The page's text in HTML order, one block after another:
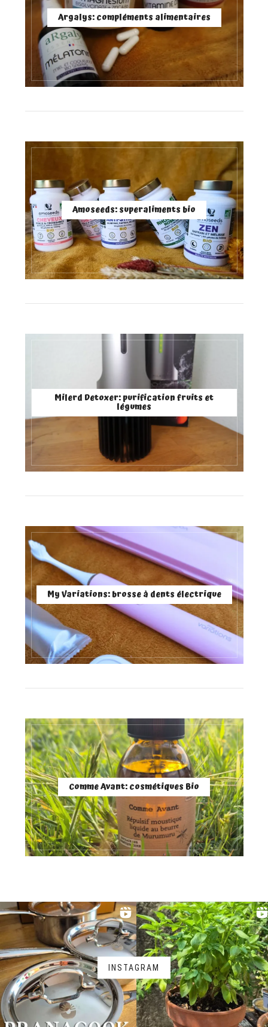
Argalys: compléments alimentaires
Amoseeds: superaliments bio
Milerd Detoxer: purification fruits et
légumes
My Variations: brosse à dents électrique
Comme Avant: cosmétiques Bio
INSTAGRAM